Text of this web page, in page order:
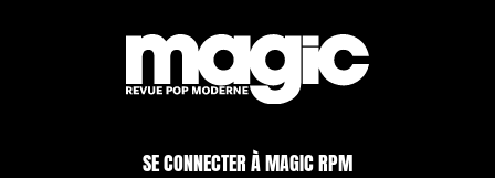
SE CONNECTER À MAGIC RPM